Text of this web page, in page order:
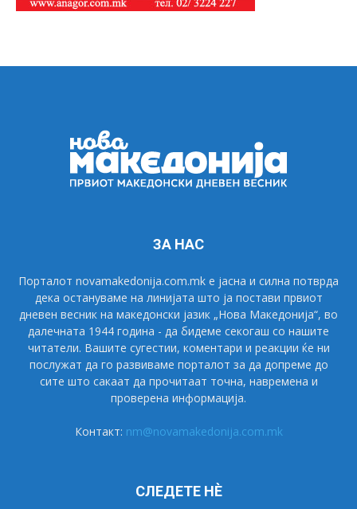
ЗА НАС
Порталот novamakedonija.com.mk е јасна и силна потврда
дека остануваме на линијата што ја постави првиот
дневен весник на македонски јазик „Нова Македонија“, во
далечната 1944 година - да бидеме секогаш со нашите
читатели. Вашите сугестии, коментари и реакции ќе ни
послужат да го развиваме порталот за да допреме до
сите што сакаат да прочитаат точна, навремена и
проверена информација.
Контакт: nm@novamakedonija.com.mk
СЛЕДЕТЕ НÈ